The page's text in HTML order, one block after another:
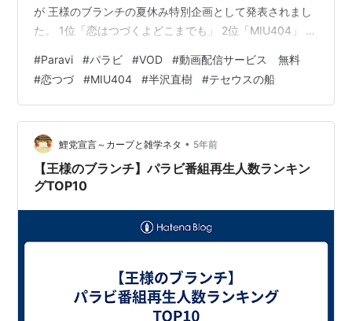
が 王様のブランチの夏休み特別企画として発表されまし
た。 1位「恋はつづくよどこまでも」 2位「MIU404」 3
ナギサさん」 kenbunroku-net.com
#Paravi #パラビ #VOD #動画配信サービス 無料
#恋つづ #MIU404 #半沢直樹 #テセウスの船
鯉党宣言～カープと雑学ネタ • 5年前
【王様のブランチ】パラビ番組再生人数ランキン
グTOP10